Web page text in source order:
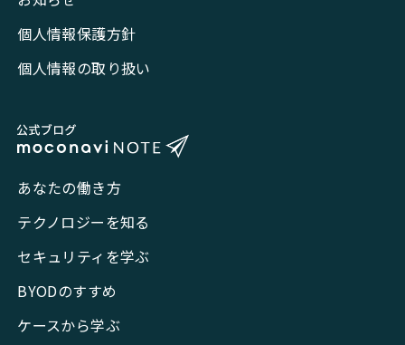
個人情報保護方針
個人情報の取り扱い
あなたの働き方
テクノロジーを知る
セキュリティを学ぶ
BYODのすすめ
ケースから学ぶ